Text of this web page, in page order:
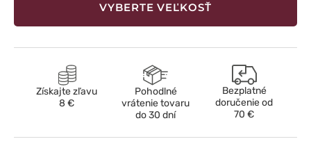
VYBERTE VEĽKOSŤ
Získajte zľavu
8 €
Pohodlné
vrátenie tovaru
do 30 dní
Bezplatné
doručenie od
70 €